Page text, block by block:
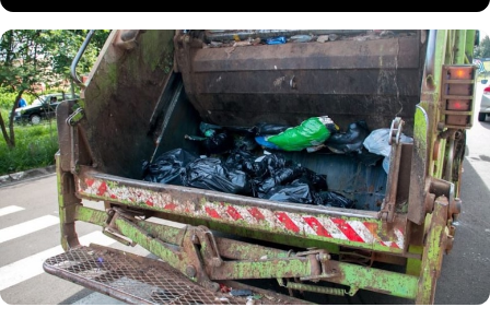
Akşam saatlerinde sokaklardan toplanan çöplerin
sesini penceremiz açık olduğu zaman çok kolay bir
şekilde duyabiliyoruz. Yüksek bir gürültü ile çalışan
çöp kamyonlarının çıkardığı ses biz çöp toplama
saatinin geldiğini gösteriyor. Ancak artık
sokaklardan toplanan çöpler adeta sessiz sedasız
kimse duymadan ortadan kaybolacak. Çöp
toplanırken çıt bile çıkmayacak.